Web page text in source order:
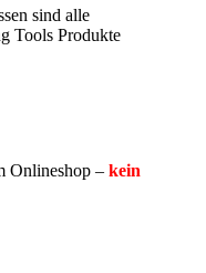
sind alle
Tools Produkte
Onlineshop – kein